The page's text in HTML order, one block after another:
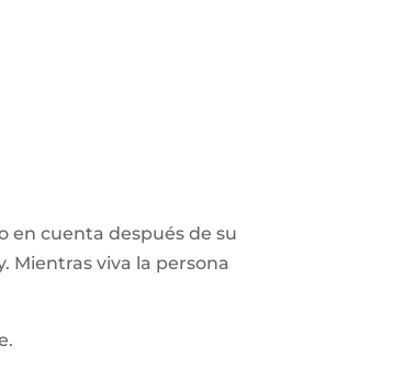
en cuenta después de su
Mientras viva la persona